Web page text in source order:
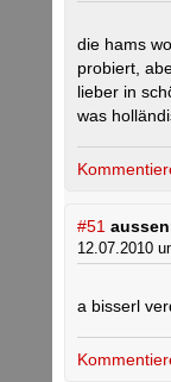
die hams
probiert,
lieber in
was
#51
12.07.2010
a bisserl